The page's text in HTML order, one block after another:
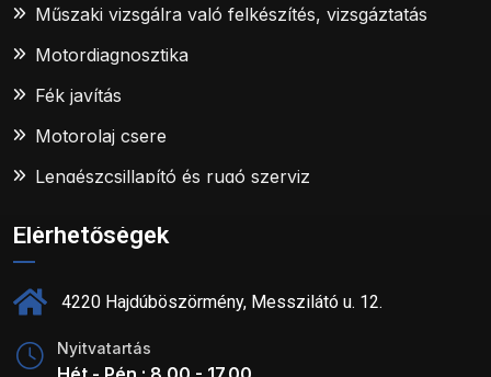
Műszaki vizsgálra való felkészítés, vizsgáztatás
Motordiagnosztika
Fék javítás
Motorolaj csere
Lengészcsillapító és rugó szerviz
Elérhetőségek
4220 Hajdúböszörmény, Messzilátó u. 12.
Nyitvatartás